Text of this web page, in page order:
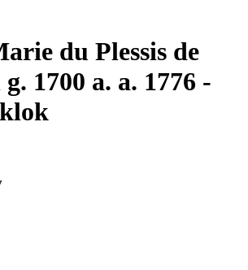
du Plessis de
1700 a. a. 1776 -